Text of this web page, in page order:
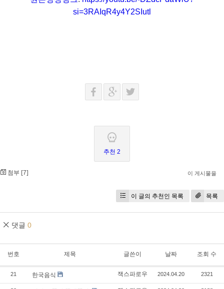
si=3RAIqR4y4Y2SIutl
추천 2
첨부 [7] 이 게시물을
이 글의 추천인 목록 목록
댓글 0
번호 제목 글쓴이 날짜 조회 수
21 한국음식 잭스파로우 2024.04.20 2321